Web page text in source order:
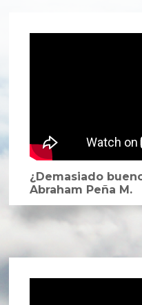
¿Demasiado
Abraham Peña M.